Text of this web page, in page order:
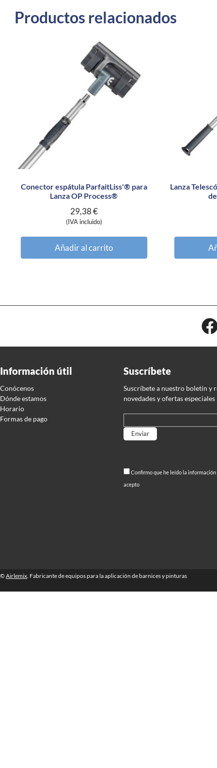
Productos relacionados
Conector espátula ParfaitLiss'® para
Lanza OP Process®
29,38€
(IVA incluido)
Añadir al carrito
Lanza
Información útil
Conócenos
Dónde estamos
Horario
Formas de pago
Suscríbete
Suscríbete a nuestro boletín y
novedades y ofertas especiales
Confirmo que he leído la
acepto
© Airlemix. Fabricante de equipos para la aplicación de barnices y pinturas